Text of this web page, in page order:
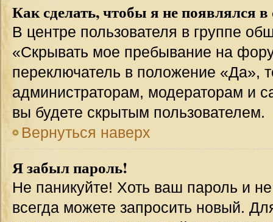
Как сделать, чтобы я не появлялся
В центре пользователя в группе
«Скрывать мое пребывание на
переключатель в положение «Да»,
администраторам, модераторам и
вы будете скрытым пользователем.
Вернуться наверх
Я забыл пароль!
Не паникуйте! Хоть ваш пароль и
всегда можете запросить новый.